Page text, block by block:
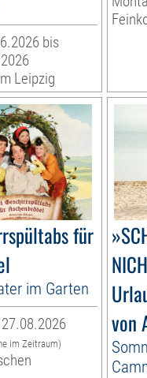
bis
Leipzig
für
im Garten
im Zeitraum)
von